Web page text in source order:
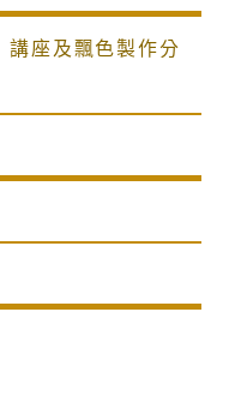
講座及飄色製作分